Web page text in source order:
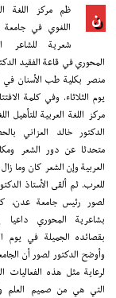
ن
ظم مركز اللغة
اللغوي في
شعرية للشاعر
المحوري في قاعة الفقيد
منصر بكلية طب الأسنان في
يوم الثلاثاء. وفي كلمة
مركز اللغة العربية للتأهيل
الدكتور خالد العزاني
متحدثا عن دور الشعر
العربية وإن الشعر كان وما
للعرب. ثم ألقى الأستاذ
لصور رئيس جامعة عدن،
بشاعرية المحوري داعيا
بقصائده الجميلة في يوم
وأوضح الدكتور لصور أن
لرعاية مثل هذه الفعاليات
التي هي من صميم العلم